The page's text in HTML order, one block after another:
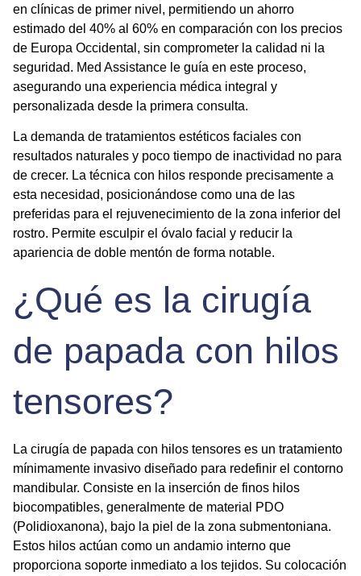
en clínicas de primer nivel, permitiendo un ahorro
estimado del 40% al 60% en comparación con los precios
de Europa Occidental, sin comprometer la calidad ni la
seguridad. Med Assistance le guía en este proceso,
asegurando una experiencia médica integral y
personalizada desde la primera consulta.
La demanda de tratamientos estéticos faciales con
resultados naturales y poco tiempo de inactividad no para
de crecer. La técnica con hilos responde precisamente a
esta necesidad, posicionándose como una de las
preferidas para el rejuvenecimiento de la zona inferior del
rostro. Permite esculpir el óvalo facial y reducir la
apariencia de doble mentón de forma notable.
¿Qué es la cirugía
de papada con hilos
tensores?
La cirugía de papada con hilos tensores es un tratamiento
mínimamente invasivo diseñado para redefinir el contorno
mandibular. Consiste en la inserción de finos hilos
biocompatibles, generalmente de material PDO
(Polidioxanona), bajo la piel de la zona submentoniana.
Estos hilos actúan como un andamio interno que
proporciona soporte inmediato a los tejidos. Su colocación